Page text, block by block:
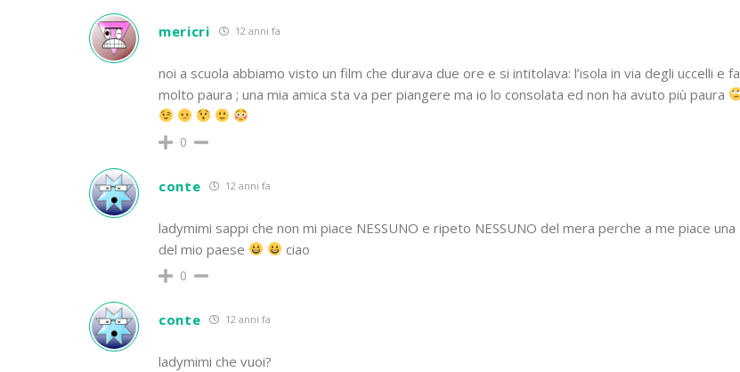
mericri 12 anni fa
noi a scuola abbiamo visto un film che durava due ore e si intitolava: l’isola in via degli uccelli e fa
molto paura ; una mia amica sta va per piangere ma io lo consolata ed non ha avuto più paura
0
conte 12 anni fa
ladymimi sappi che non mi piace NESSUNO e ripeto NESSUNO del mera perche a me piace una
del mio paese
ciao
0
conte 12 anni fa
ladymimi che vuoi?